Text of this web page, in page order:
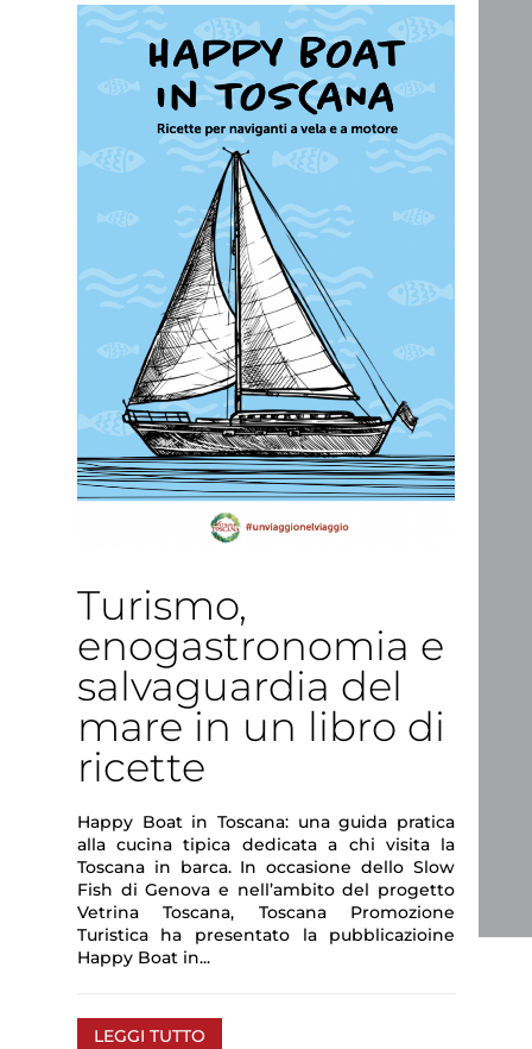
Turismo,
enogastronomia e
salvaguardia del
mare in un libro di
ricette
Happy Boat in Toscana: una guida pratica
alla cucina tipica dedicata a chi visita la
Toscana in barca. In occasione dello Slow
Fish di Genova e nell’ambito del progetto
Vetrina Toscana, Toscana Promozione
Turistica ha presentato la pubblicazioine
Happy Boat in...
LEGGI TUTTO